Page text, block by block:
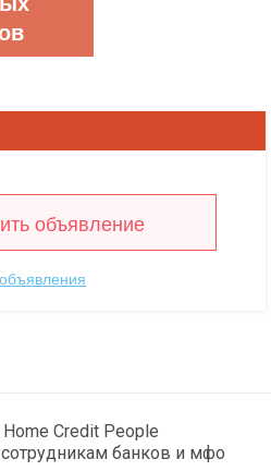
объявление
Credit People
банков и мфо